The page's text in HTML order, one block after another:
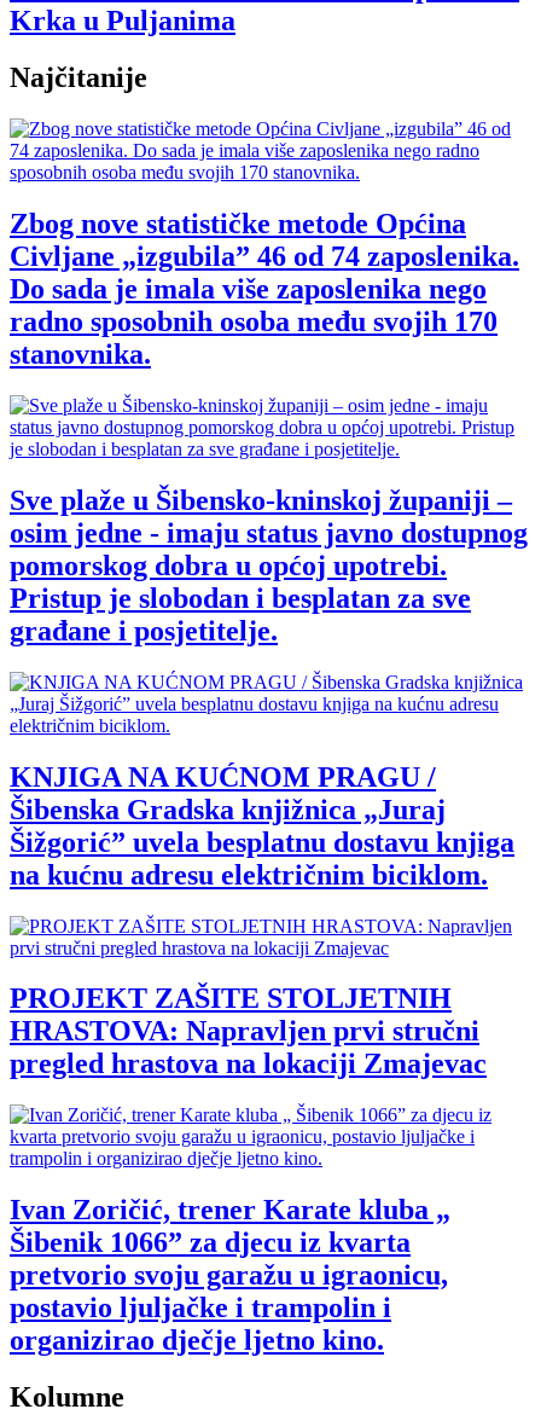
Krka u Puljanima
Najčitanije
Zbog nove statističke metode Općina
Civljane „izgubila” 46 od 74 zaposlenika.
Do sada je imala više zaposlenika nego
radno sposobnih osoba među svojih 170
stanovnika.
Sve plaže u Šibensko-kninskoj županiji –
osim jedne - imaju status javno dostupnog
pomorskog dobra u općoj upotrebi.
Pristup je slobodan i besplatan za sve
građane i posjetitelje.
KNJIGA NA KUĆNOM PRAGU /
Šibenska Gradska knjižnica „Juraj
Šižgorić” uvela besplatnu dostavu knjiga
na kućnu adresu električnim biciklom.
PROJEKT ZAŠITE STOLJETNIH
HRASTOVA: Napravljen prvi stručni
pregled hrastova na lokaciji Zmajevac
Ivan Zoričić, trener Karate kluba „
Šibenik 1066” za djecu iz kvarta
pretvorio svoju garažu u igraonicu,
postavio ljuljačke i trampolin i
organizirao dječje ljetno kino.
Kolumne